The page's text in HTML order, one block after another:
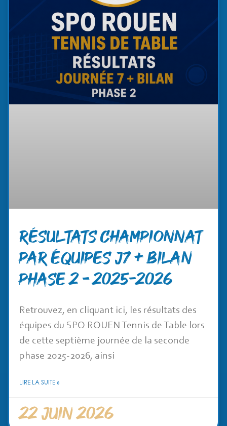
RÉSULTATS CHAMPIONNAT
PAR ÉQUIPES J7 + BILAN
PHASE 2 – 2025-2026
Retrouvez, en cliquant ici, les résultats des
équipes du SPO ROUEN Tennis de Table lors
de cette septième journée de la seconde
phase 2025-2026, ainsi
LIRE LA SUITE »
22 juin 2026